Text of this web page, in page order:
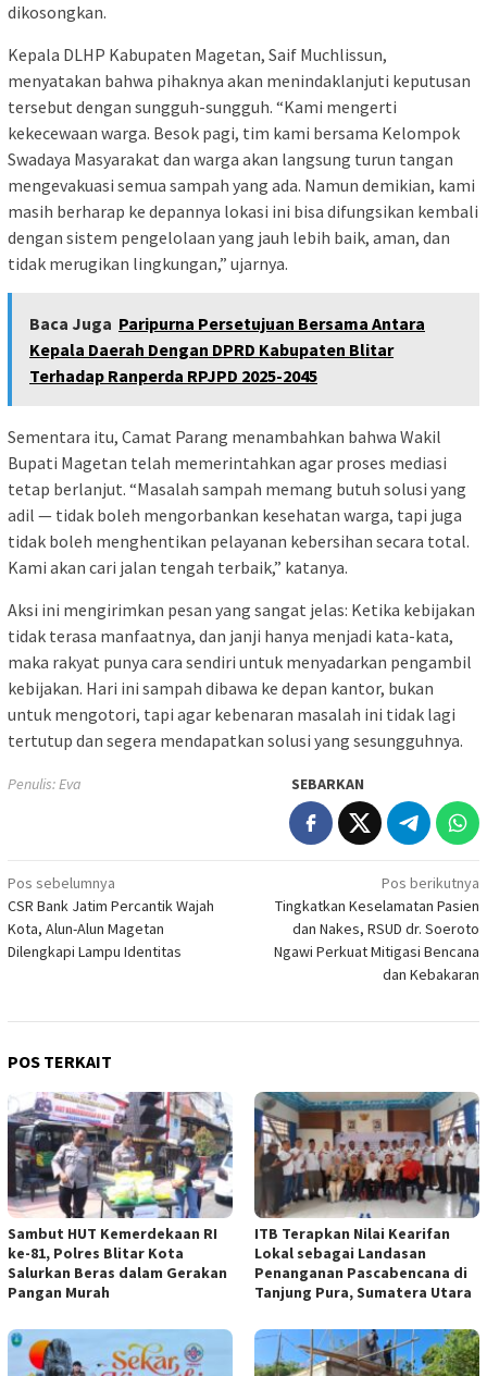
dikosongkan.
Kepala DLHP Kabupaten Magetan, Saif Muchlissun,
menyatakan bahwa pihaknya akan menindaklanjuti keputusan
tersebut dengan sungguh-sungguh. “Kami mengerti
kekecewaan warga. Besok pagi, tim kami bersama Kelompok
Swadaya Masyarakat dan warga akan langsung turun tangan
mengevakuasi semua sampah yang ada. Namun demikian, kami
masih berharap ke depannya lokasi ini bisa difungsikan kembali
dengan sistem pengelolaan yang jauh lebih baik, aman, dan
tidak merugikan lingkungan,” ujarnya.
Baca Juga Paripurna Persetujuan Bersama Antara
Kepala Daerah Dengan DPRD Kabupaten Blitar
Terhadap Ranperda RPJPD 2025-2045
Sementara itu, Camat Parang menambahkan bahwa Wakil
Bupati Magetan telah memerintahkan agar proses mediasi
tetap berlanjut. “Masalah sampah memang butuh solusi yang
adil — tidak boleh mengorbankan kesehatan warga, tapi juga
tidak boleh menghentikan pelayanan kebersihan secara total.
Kami akan cari jalan tengah terbaik,” katanya.
Aksi ini mengirimkan pesan yang sangat jelas: Ketika kebijakan
tidak terasa manfaatnya, dan janji hanya menjadi kata-kata,
maka rakyat punya cara sendiri untuk menyadarkan pengambil
kebijakan. Hari ini sampah dibawa ke depan kantor, bukan
untuk mengotori, tapi agar kebenaran masalah ini tidak lagi
tertutup dan segera mendapatkan solusi yang sesungguhnya.
Penulis: Eva SEBARKAN
Navigasi
pos
Pos sebelumnya
CSR Bank Jatim Percantik Wajah
Kota, Alun-Alun Magetan
Dilengkapi Lampu Identitas
Pos berikutnya
Tingkatkan Keselamatan Pasien
dan Nakes, RSUD dr. Soeroto
Ngawi Perkuat Mitigasi Bencana
dan Kebakaran
POS TERKAIT
Sambut HUT Kemerdekaan RI
ke-81, Polres Blitar Kota
Salurkan Beras dalam Gerakan
Pangan Murah
ITB Terapkan Nilai Kearifan
Lokal sebagai Landasan
Penanganan Pascabencana di
Tanjung Pura, Sumatera Utara